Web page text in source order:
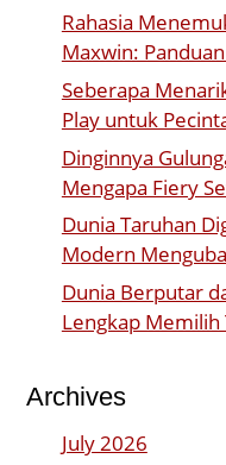
Rahasia
Maxwin:
Seberapa
Play untuk
Dinginnya
Mengapa Fiery
Dunia Taruhan
Modern
Dunia Berputar
Lengkap
Archives
July 2026